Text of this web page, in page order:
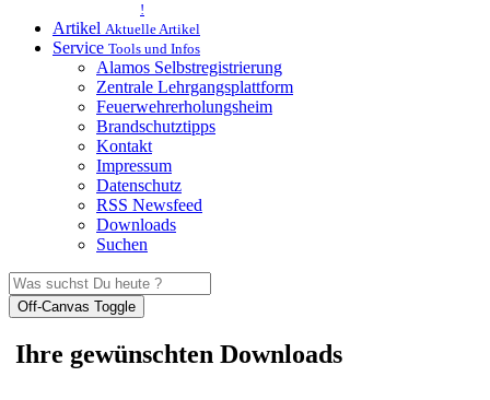
!
Artikel Aktuelle Artikel
Service Tools und Infos
Alamos Selbstregistrierung
Zentrale Lehrgangsplattform
Feuerwehrerholungsheim
Brandschutztipps
Kontakt
Impressum
Datenschutz
RSS Newsfeed
Downloads
Suchen
Off-Canvas Toggle
Ihre gewünschten Downloads